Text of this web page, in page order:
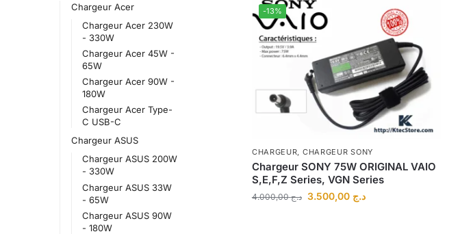
-13%
CHARGEUR, CHARGEUR SONY
Chargeur SONY 75W ORIGINAL VAIO
S,E,F,Z Series, VGN Series
د.ج4.000,00 د.ج 3.500,00
Chargeur Acer
Chargeur Acer 230W
- 330W
Chargeur Acer 45W -
65W
Chargeur Acer 90W -
180W
Chargeur Acer Type-
C USB-C
Chargeur ASUS
Chargeur ASUS 200W
- 330W
Chargeur ASUS 33W
- 65W
Chargeur ASUS 90W
- 180W